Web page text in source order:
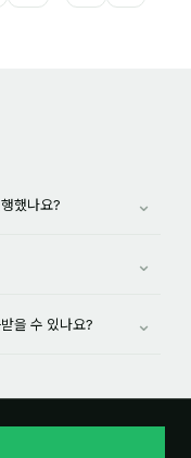
했나요? ⌄
⌄
을 수 있나요? ⌄